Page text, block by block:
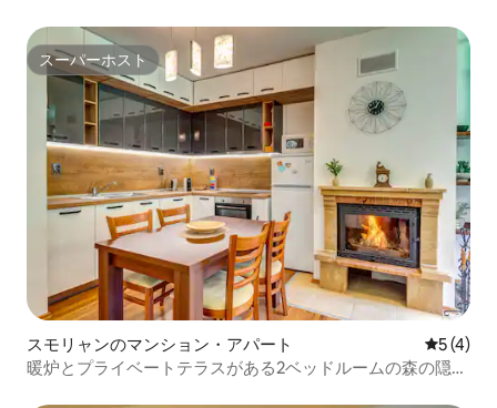
スーパーホスト
スーパーホスト
スモリャンのマンション・アパート レビュー
5 (4)
暖炉とプライベートテラスがある2ベッドルームの森の隠れ